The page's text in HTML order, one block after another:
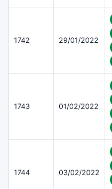
1742 29/01/2022
1743 01/02/2022
1744 03/02/2022